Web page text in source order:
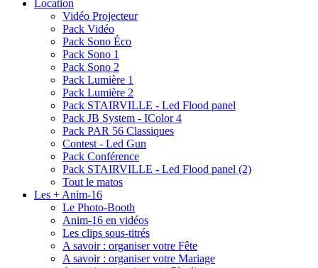
Location
Vidéo Projecteur
Pack Vidéo
Pack Sono Éco
Pack Sono 1
Pack Sono 2
Pack Lumière 1
Pack Lumière 2
Pack STAIRVILLE - Led Flood panel
Pack JB System - IColor 4
Pack PAR 56 Classiques
Contest - Led Gun
Pack Conférence
Pack STAIRVILLE - Led Flood panel (2)
Tout le matos
Les + Anim-16
Le Photo-Booth
Anim-16 en vidéos
Les clips sous-titrés
A savoir : organiser votre Fête
A savoir : organiser votre Mariage